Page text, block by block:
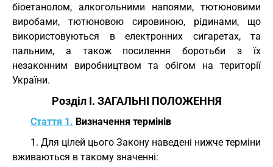
біоетанолом, алкогольними напоями, тютюновими
виробами, тютюновою сировиною, рідинами, що
використовуються в електронних сигаретах, та
пальним, а також посилення боротьби з їх
незаконним виробництвом та обігом на території
України.
Розділ I. ЗАГАЛЬНІ ПОЛОЖЕННЯ
Стаття 1. Визначення термінів
1. Для цілей цього Закону наведені нижче терміни
вживаються в такому значенні: